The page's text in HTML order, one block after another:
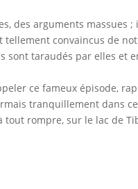
des arguments massues ;
tellement convaincus de
sont taraudés par elles et
ce fameux épisode,
tranquillement dans
rompre, sur le lac de